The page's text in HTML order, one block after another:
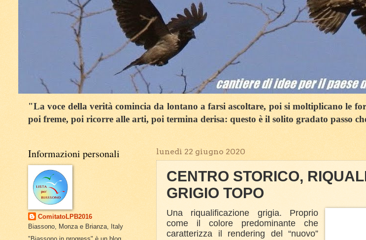
"La voce della verità comincia da lontano a farsi ascoltare, poi si moltiplicano le
poi freme, poi ricorre alle arti, poi termina derisa: questo è il solito gradato passo
lunedì 22 giugno 2020
CENTRO STORICO,
GRIGIO TOPO
Una riqualificazione grigia. Proprio
come il colore predominante che
caratterizza il rendering del “nuovo”
Informazioni personali
ComitatoLPB2016
Biassono, Monza e Brianza, Italy